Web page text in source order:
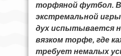
торфяной футбол.
экстремальной
дух испытывается
вязком торфе, где
требует немалых